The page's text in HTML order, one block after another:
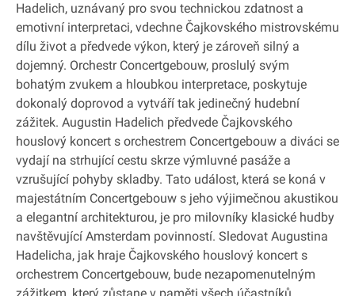
Hadelich, uznávaný pro svou technickou zdatnost a
emotivní interpretaci, vdechne Čajkovského mistrovskému
dílu život a předvede výkon, který je zároveň silný a
dojemný. Orchestr Concertgebouw, proslulý svým
bohatým zvukem a hloubkou interpretace, poskytuje
dokonalý doprovod a vytváří tak jedinečný hudební
zážitek. Augustin Hadelich předvede Čajkovského
houslový koncert s orchestrem Concertgebouw a diváci se
vydají na strhující cestu skrze výmluvné pasáže a
vzrušující pohyby skladby. Tato událost, která se koná v
majestátním Concertgebouw s jeho výjimečnou akustikou
a elegantní architekturou, je pro milovníky klasické hudby
navštěvující Amsterdam povinností. Sledovat Augustina
Hadelicha, jak hraje Čajkovského houslový koncert s
orchestrem Concertgebouw, bude nezapomenutelným